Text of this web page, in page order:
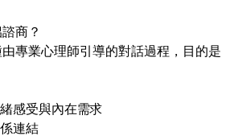
商？
專業心理師引導的對話過程，目的是
感受與內在需求
連結